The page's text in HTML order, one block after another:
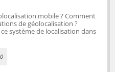
mobile ? Comment
de géolocalisation ?
système de localisation dans
0